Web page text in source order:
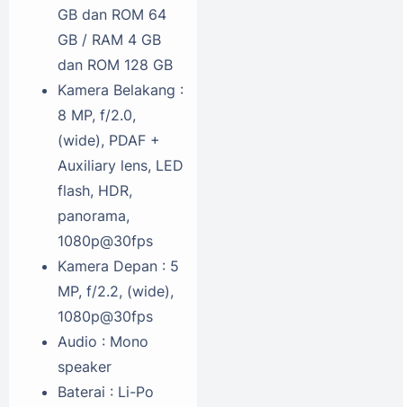
GB dan ROM 64
GB / RAM 4 GB
dan ROM 128 GB
Kamera Belakang :
8 MP, f/2.0,
(wide), PDAF +
Auxiliary lens, LED
flash, HDR,
panorama,
1080p@30fps
Kamera Depan : 5
MP, f/2.2, (wide),
1080p@30fps
Audio : Mono
speaker
Baterai : Li-Po